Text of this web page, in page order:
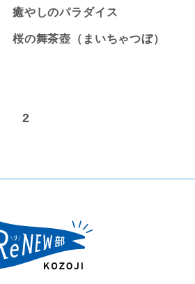
癒やしのパラダイス
桜の舞茶壺（まいちゃつぼ）
2